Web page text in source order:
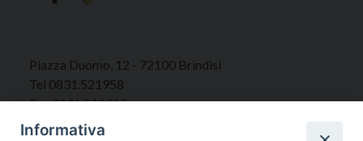
Piazza Duomo, 12 - 72100 Brindisi
Tel 0831.521958
Fax 0831.528315
Informativa